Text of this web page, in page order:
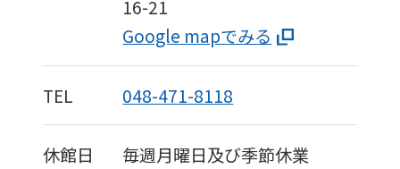
16-21
Google mapでみる
TEL 048-471-8118
休館日
毎週月曜日及び季節休業